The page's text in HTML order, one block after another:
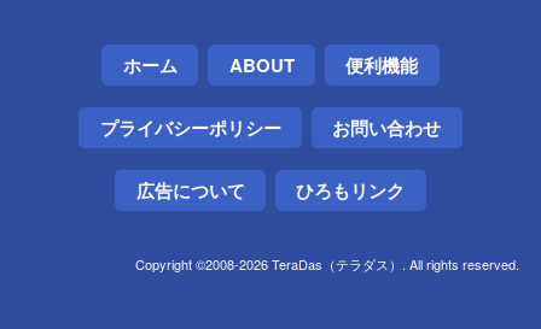
ホーム ABOUT 便利機能
プライバシーポリシー お問い合わせ
広告について ひろもリンク
Copyright ©2008-2026 TeraDas（テラダス）. All rights reserved.